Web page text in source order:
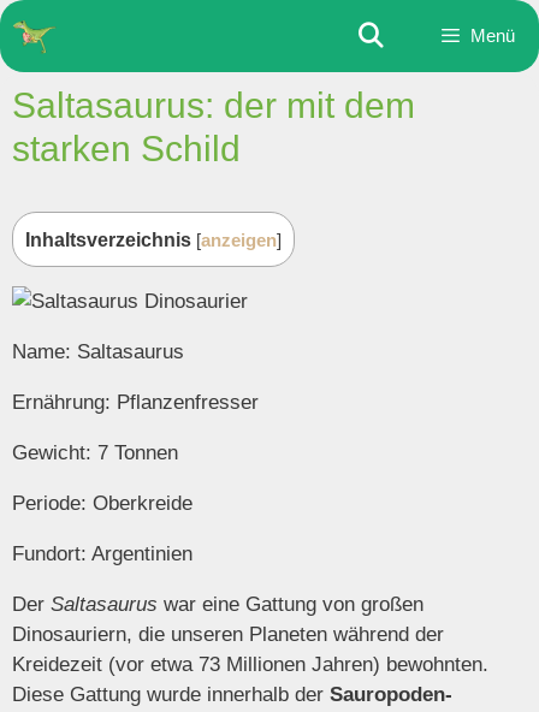
Zum
Inhalt
springen
Menü
Saltasaurus: der mit dem
starken Schild
Inhaltsverzeichnis [anzeigen]
Name: Saltasaurus
Ernährung: Pflanzenfresser
Gewicht: 7 Tonnen
Periode: Oberkreide
Fundort: Argentinien
Der Saltasaurus war eine Gattung von großen
Dinosauriern, die unseren Planeten während der
Kreidezeit (vor etwa 73 Millionen Jahren) bewohnten.
Diese Gattung wurde innerhalb der Sauropoden-